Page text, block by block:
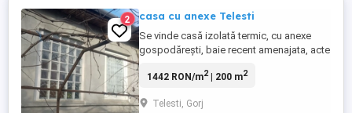
2 casa cu anexe Telesti
Se vinde casă izolată termic, cu anexe
gospodărești, baie recent amenajata, acte
poziții de intravilan, pomi fructiferi și vie,
1442 RON/m2| 200 m2
Telesti, Gorj